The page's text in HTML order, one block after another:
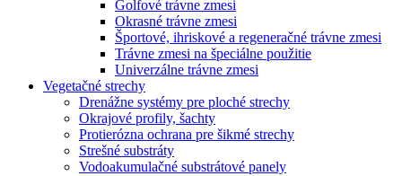
Golfové trávne zmesi
Okrasné trávne zmesi
Športové, ihriskové a regeneračné trávne zmesi
Trávne zmesi na špeciálne použitie
Univerzálne trávne zmesi
Vegetačné strechy
Drenážne systémy pre ploché strechy
Okrajové profily, šachty
Protierózna ochrana pre šikmé strechy
Strešné substráty
Vodoakumulačné substrátové panely